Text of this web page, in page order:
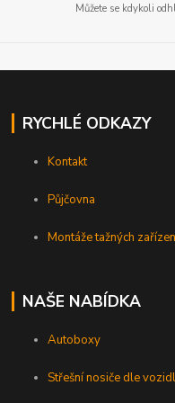
Můžete se kdykoli
RYCHLÉ ODKAZY
Kontakt
Půjčovna
Montáže tažných
NAŠE NABÍDKA
Autoboxy
Střešní nosiče dle